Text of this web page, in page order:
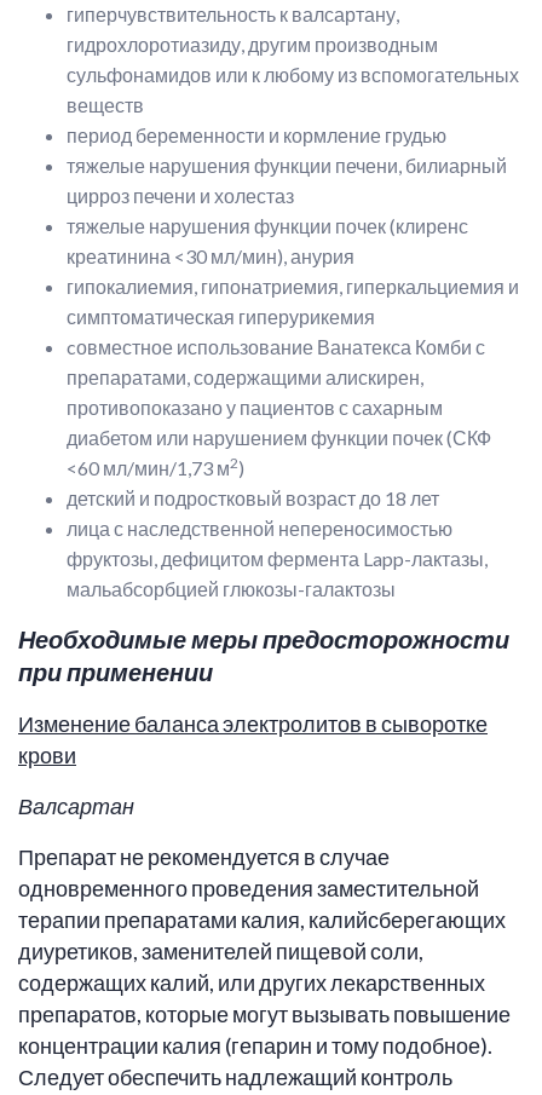
гиперчувствительность к валсартану,
гидрохлоротиазиду, другим производным
сульфонамидов или к любому из вспомогательных
веществ
период беременности и кормление грудью
тяжелые нарушения функции печени, билиарный
цирроз печени и холестаз
тяжелые нарушения функции почек (клиренс
креатинина <30 мл/мин), анурия
гипокалиемия, гипонатриемия, гиперкальциемия и
симптоматическая гиперурикемия
cовместное использование Ванатекса Комби с
препаратами, содержащими алискирен,
противопоказано у пациентов с сахарным
диабетом или нарушением функции почек (СКФ
<60 мл/мин/1,73 м2)
детский и подростковый возраст до 18 лет
лица с наследственной непереносимостью
фруктозы, дефицитом фермента Lapp-лактазы,
мальабсорбцией глюкозы-галактозы
Необходимые меры предосторожности
при применении
Изменение баланса электролитов в сыворотке
крови
Валсартан
Препарат не рекомендуется в случае
одновременного проведения заместительной
терапии препаратами калия, калийсберегающих
диуретиков, заменителей пищевой соли,
содержащих калий, или других лекарственных
препаратов, которые могут вызывать повышение
концентрации калия (гепарин и тому подобное).
Следует обеспечить надлежащий контроль